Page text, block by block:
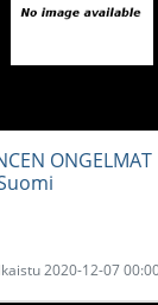
2020-12-07